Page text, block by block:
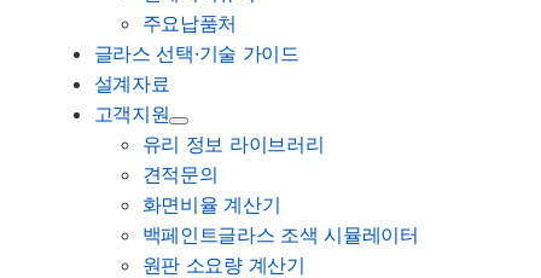
주요납품처
글라스 선택·기술 가이드
설계자료
고객지원
유리 정보 라이브러리
견적문의
화면비율 계산기
백페인트글라스 조색 시뮬레이터
원판 소요량 계산기